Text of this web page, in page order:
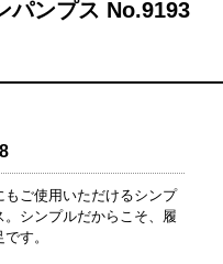
パンプス No.9193
ご使用いただけるシンプ
シンプルだからこそ、履
す。